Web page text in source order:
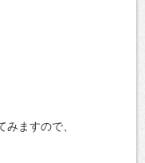
ますので、